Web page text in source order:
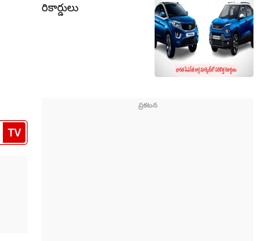
TV
రికార్డులు